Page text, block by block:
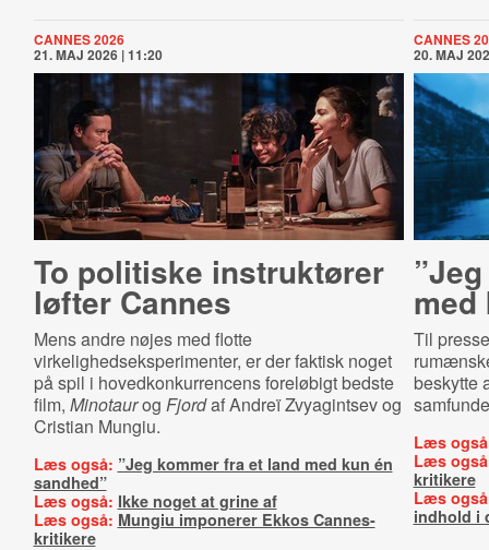
CANNES 2026
21. MAJ 2026 | 11:20
To politiske instruktører
løfter Cannes
Mens andre nøjes med flotte
virkelighedseksperimenter, er der faktisk noget
på spil i hovedkonkurrencens foreløbigt bedste
film, Minotaurog Fjordaf Andreï Zvyagintsev og
Cristian Mungiu.
Læs også: ”Jeg kommer fra et land med kun én
sandhed”
Læs også: Ikke noget at grine af
Læs også: Mungiu imponerer Ekkos Cannes-
kritikere
CANNES
20. MAJ
med
Til
beskytte
Læs
Læs
kritikere
Læs
indhold i